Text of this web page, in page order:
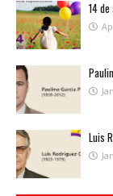
14
Luis